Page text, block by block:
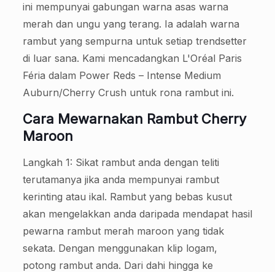
ini mempunyai gabungan warna asas warna
merah dan ungu yang terang. Ia adalah warna
rambut yang sempurna untuk setiap trendsetter
di luar sana. Kami mencadangkan L'Oréal Paris
Féria dalam Power Reds – Intense Medium
Auburn/Cherry Crush untuk rona rambut ini.
Cara Mewarnakan Rambut Cherry
Maroon
Langkah 1: Sikat rambut anda dengan teliti
terutamanya jika anda mempunyai rambut
kerinting atau ikal. Rambut yang bebas kusut
akan mengelakkan anda daripada mendapat hasil
pewarna rambut merah maroon yang tidak
sekata. Dengan menggunakan klip logam,
potong rambut anda. Dari dahi hingga ke